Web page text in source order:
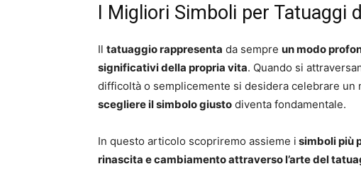
I Migliori Simboli per Tatuaggi
Il tatuaggio rappresenta da sempre un modo
significativi della propria vita. Quando si
difficoltà o semplicemente si desidera celebrare un
scegliere il simbolo giusto diventa fondamentale.
In questo articolo scopriremo assieme i simboli più
rinascita e cambiamento attraverso l’arte del